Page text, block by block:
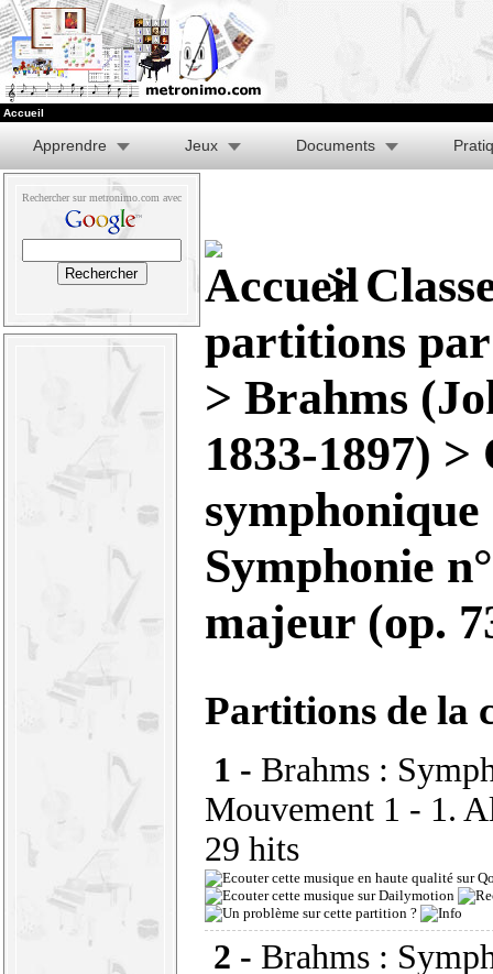
Accueil
Apprendre Jeux Documents
Rechercher sur metronimo.com avec
>
partitions
> Brahms
1833-1897) >
symphonique
Symphonie
majeur (op.
Partitions de la
1 - Brahms :
Mouvement 1 - 1.
29 hits
2 - Brahms :